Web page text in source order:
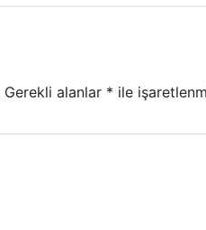
Gerekli alanlar * ile